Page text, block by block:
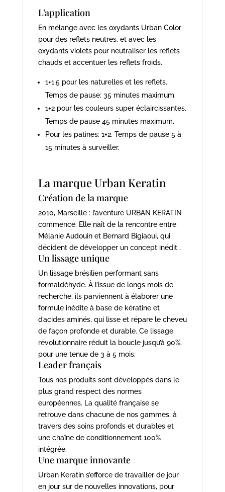
L’application
En mélange avec les oxydants Urban Color
pour des reflets neutres, et avec les
oxydants violets pour neutraliser les reflets
chauds et accentuer les reflets froids.
1+1,5 pour les naturelles et les reflets.
Temps de pause: 35 minutes maximum.
1+2 pour les couleurs super éclaircissantes.
Temps de pause 45 minutes maximum.
Pour les patines: 1+2. Temps de pause 5 à
15 minutes à surveiller.
La marque Urban Keratin
Création de la marque
2010, Marseille : l’aventure URBAN KERATIN
commence. Elle naît de la rencontre entre
Mélanie Audouin et Bernard Bigiaoui, qui
décident de développer un concept inédit…
Un lissage unique
Un lissage brésilien performant sans
formaldéhyde. À l’issue de longs mois de
recherche, ils parviennent à élaborer une
formule inédite à base de kératine et
d’acides aminés, qui lisse et répare le cheveu
de façon profonde et durable. Ce lissage
révolutionnaire réduit la boucle jusqu’à 90%,
pour une tenue de 3 à 5 mois.
Leader français
Tous nos produits sont développés dans le
plus grand respect des normes
européennes. La qualité française se
retrouve dans chacune de nos gammes, à
travers des soins profonds et durables et
une chaîne de conditionnement 100%
intégrée.
Une marque innovante
Urban Keratin s’efforce de travailler de jour
en jour sur de nouvelles innovations, pour